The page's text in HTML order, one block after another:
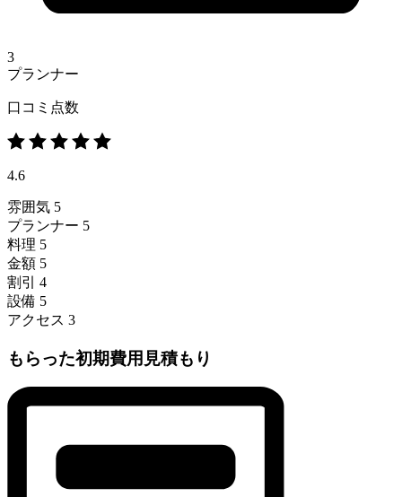
3
プランナー
口コミ点数
4.6
雰囲気 5
プランナー 5
料理 5
金額 5
割引
4
設備 5
アクセス 3
もらった初期費用見積もり